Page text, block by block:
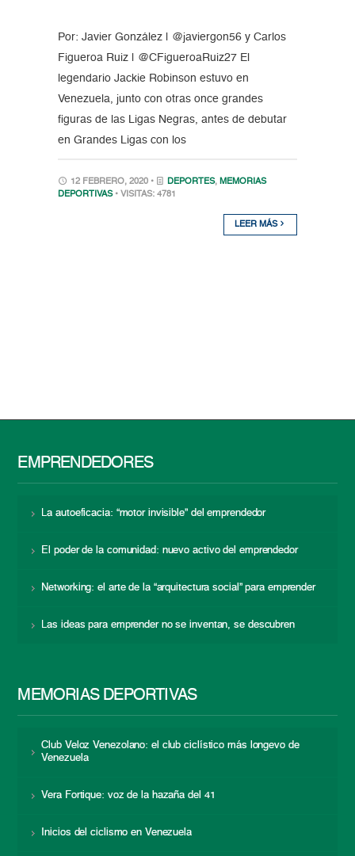
Por: Javier González | @javiergon56 y Carlos
Figueroa Ruiz | @CFigueroaRuiz27 El
legendario Jackie Robinson estuvo en
Venezuela, junto con otras once grandes
figuras de las Ligas Negras, antes de debutar
en Grandes Ligas con los
12 FEBRERO, 2020 • DEPORTES, MEMORIAS
DEPORTIVAS • VISITAS: 4781
LEER MÁS
EMPRENDEDORES
La autoeficacia: “motor invisible” del emprendedor
El poder de la comunidad: nuevo activo del emprendedor
Networking: el arte de la “arquitectura social” para emprender
Las ideas para emprender no se inventan, se descubren
MEMORIAS DEPORTIVAS
Club Veloz Venezolano: el club ciclístico más longevo de
Venezuela
Vera Fortique: voz de la hazaña del 41
Inicios del ciclismo en Venezuela